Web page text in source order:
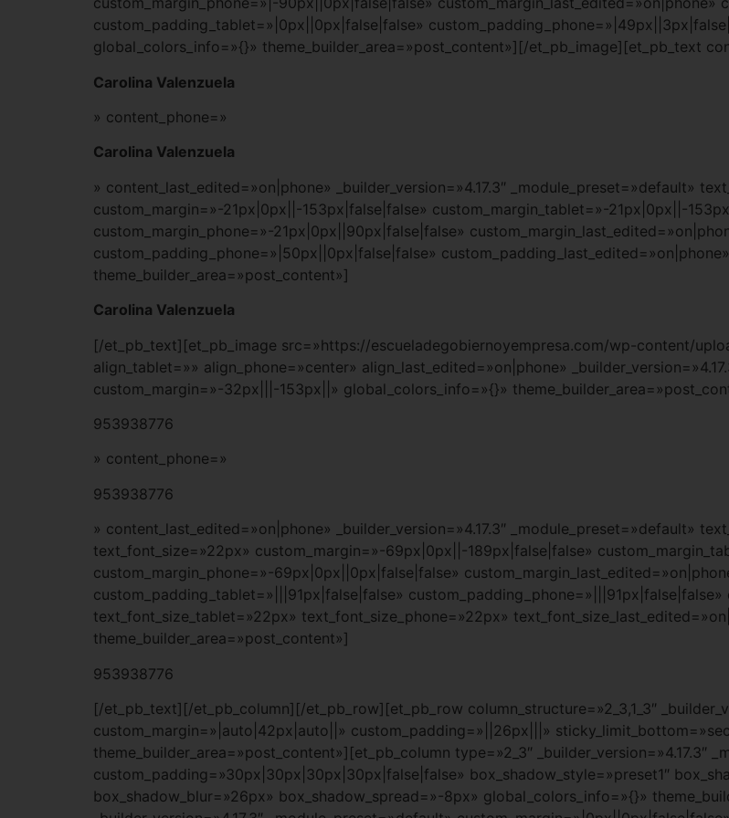
custom_padding_tablet=»|0px||0px|false|false»
global_colors_info=»{}» theme_builder_area=»post_content»][/et_pb_image][et_pb_text
Carolina Valenzuela
» content_phone=»
Carolina Valenzuela
» content_last_edited=»on|phone» _builder_version=»4.17.3″ _module_preset=»default»
custom_margin=»-21px|0px||-153px|false|false» custom_margin_tablet=»-21px|0px||-
custom_margin_phone=»-21px|0px||90px|false|false»
custom_padding_phone=»|50px||0px|false|false»
theme_builder_area=»post_content»]
Carolina Valenzuela
[/et_pb_text][et_pb_image src=»https://escueladegobiernoyempresa.com/wp-content/
align_tablet=»» align_phone=»center» align_last_edited=»on|phone»
custom_margin=»-32px|||-153px||» global_colors_info=»{}»
953938776
» content_phone=»
953938776
» content_last_edited=»on|phone» _builder_version=»4.17.3″ _module_preset=»default»
text_font_size=»22px» custom_margin=»-69px|0px||-189px|false|false»
custom_margin_phone=»-69px|0px||0px|false|false»
custom_padding_tablet=»|||91px|false|false»
text_font_size_tablet=»22px» text_font_size_phone=»22px»
theme_builder_area=»post_content»]
953938776
[/et_pb_text][/et_pb_column][/et_pb_row][et_pb_row column_structure=»2_3,1_3″
custom_margin=»|auto|42px|auto||» custom_padding=»||26px|||»
theme_builder_area=»post_content»][et_pb_column type=»2_3″ _builder_version=»4.17.3″
custom_padding=»30px|30px|30px|30px|false|false» box_shadow_style=»preset1″
box_shadow_blur=»26px» box_shadow_spread=»-8px» global_colors_info=»{}»